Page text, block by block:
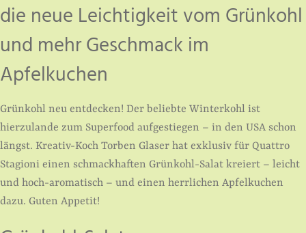
die neue Leichtigkeit vom Grünkohl
und mehr Geschmack im
Apfelkuchen
Grünkohl neu entdecken! Der beliebte Winterkohl ist
hierzulande zum Superfood aufgestiegen – in den USA schon
längst. Kreativ-Koch Torben Glaser hat exklusiv für Quattro
Stagioni einen schmackhaften Grünkohl-Salat kreiert – leicht
und hoch-aromatisch – und einen herrlichen Apfelkuchen
dazu. Guten Appetit!